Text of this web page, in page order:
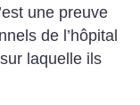
une preuve
de l’hôpital
laquelle ils